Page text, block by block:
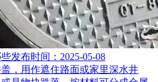
发布时间：2025-05-08
，用作遮住路面或家里深水井